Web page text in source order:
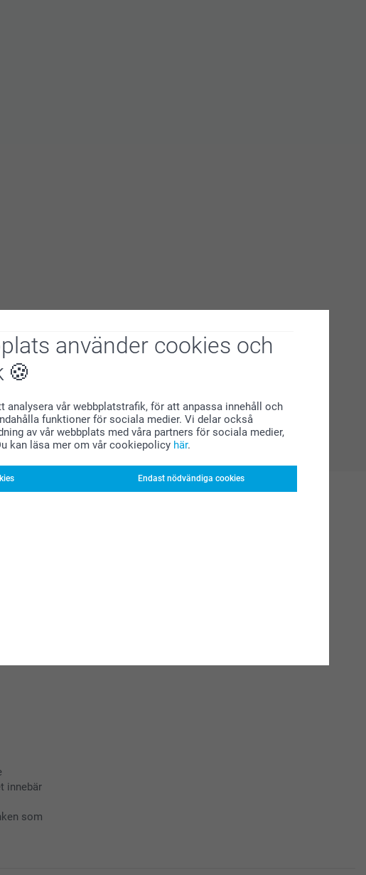
använder cookies och
analysera vår webbplatstrafik, för att anpassa innehåll och
funktioner för sociala medier. Vi delar också
av vår webbplats med våra partners för sociala medier,
kan läsa mer om vår cookiepolicy här.
Endast nödvändiga cookies
innebär
som